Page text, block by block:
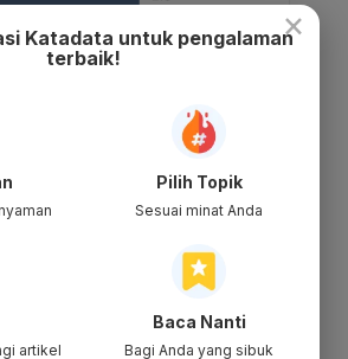
×
Katadata untuk pengalaman
terbaik!
Pilih Topik
Sesuai minat Anda
artikel
Baca Nanti
Bagi Anda yang sibuk